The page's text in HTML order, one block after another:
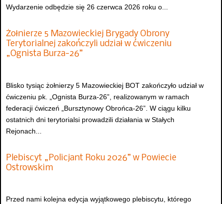
Wydarzenie odbędzie się 26 czerwca 2026 roku o...
Żołnierze 5 Mazowieckiej Brygady Obrony
Terytorialnej zakończyli udział w ćwiczeniu
„Ognista Burza-26”
Blisko tysiąc żołnierzy 5 Mazowieckiej BOT zakończyło udział w
ćwiczeniu pk. „Ognista Burza-26”, realizowanym w ramach
federacji ćwiczeń „Bursztynowy Obrońca-26”. W ciągu kilku
ostatnich dni terytorialsi prowadzili działania w Stałych
Rejonach...
Plebiscyt „Policjant Roku 2026” w Powiecie
Ostrowskim
Przed nami kolejna edycja wyjątkowego plebiscytu, którego